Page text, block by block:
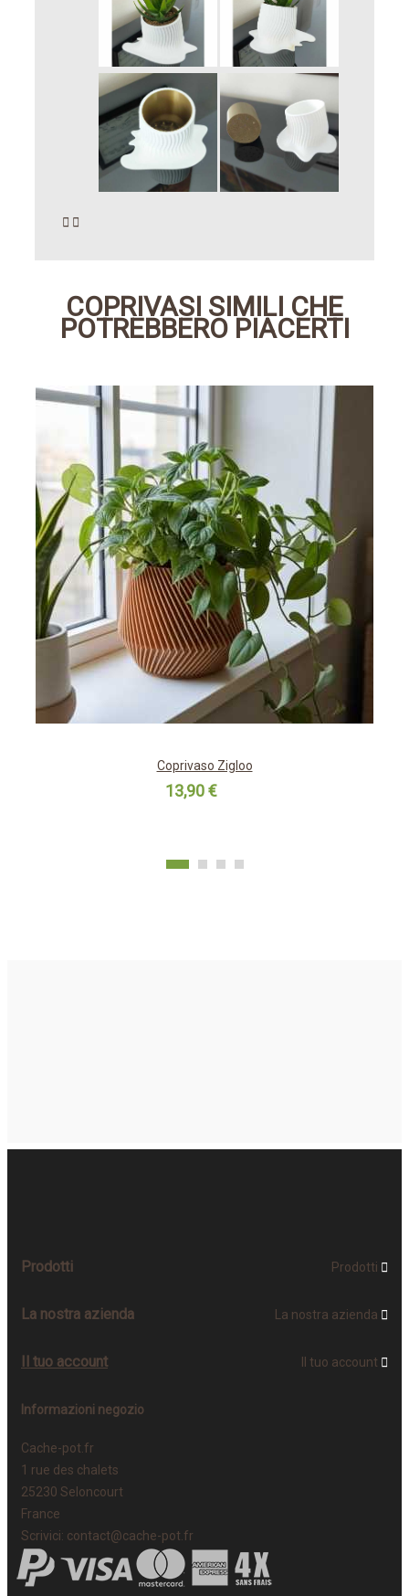
 
COPRIVASI SIMILI CHE
POTREBBERO PIACERTI
Coprivaso Zigloo
13,90 €
Prodotti Prodotti 
La nostra azienda La nostra azienda 
Il tuo account Il tuo account 
Informazioni negozio
Cache-pot.fr
1 rue des chalets
25230 Seloncourt
France
Scrivici: contact@cache-pot.fr